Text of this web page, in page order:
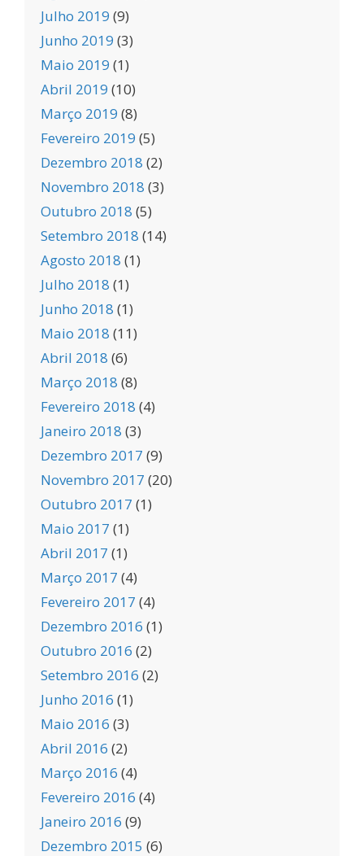
Julho 2019 (9)
Junho 2019 (3)
Maio 2019 (1)
Abril 2019 (10)
Março 2019 (8)
Fevereiro 2019 (5)
Dezembro 2018 (2)
Novembro 2018 (3)
Outubro 2018 (5)
Setembro 2018 (14)
Agosto 2018 (1)
Julho 2018 (1)
Junho 2018 (1)
Maio 2018 (11)
Abril 2018 (6)
Março 2018 (8)
Fevereiro 2018 (4)
Janeiro 2018 (3)
Dezembro 2017 (9)
Novembro 2017 (20)
Outubro 2017 (1)
Maio 2017 (1)
Abril 2017 (1)
Março 2017 (4)
Fevereiro 2017 (4)
Dezembro 2016 (1)
Outubro 2016 (2)
Setembro 2016 (2)
Junho 2016 (1)
Maio 2016 (3)
Abril 2016 (2)
Março 2016 (4)
Fevereiro 2016 (4)
Janeiro 2016 (9)
Dezembro 2015 (6)